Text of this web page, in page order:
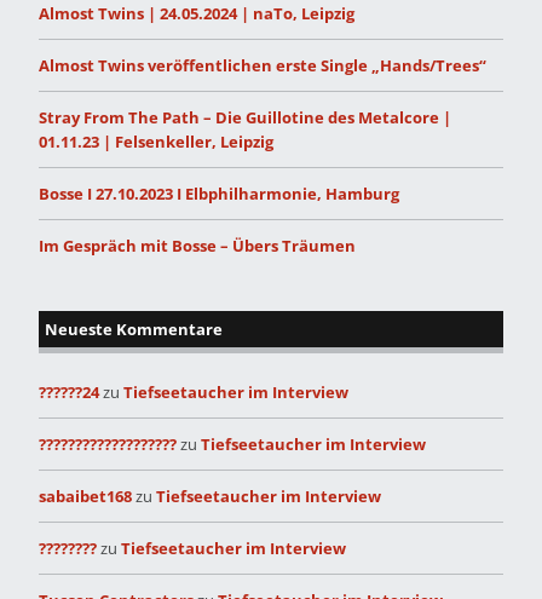
Almost Twins | 24.05.2024 | naTo, Leipzig
Almost Twins veröffentlichen erste Single „Hands/Trees“
Stray From The Path – Die Guillotine des Metalcore |
01.11.23 | Felsenkeller, Leipzig
Bosse I 27.10.2023 I Elbphilharmonie, Hamburg
Im Gespräch mit Bosse – Übers Träumen
Neueste Kommentare
??????24zu Tiefseetaucher im Interview
???????????????????zu Tiefseetaucher im Interview
sabaibet168zu Tiefseetaucher im Interview
????????zu Tiefseetaucher im Interview